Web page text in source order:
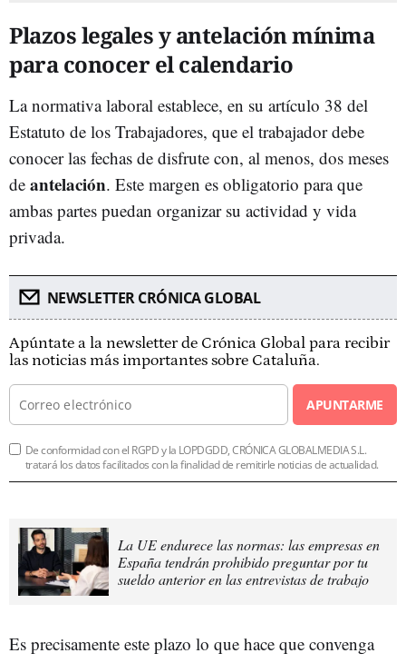
Plazos legales y antelación mínima
para conocer el calendario
La normativa laboral establece, en su artículo 38 del
Estatuto de los Trabajadores, que el trabajador debe
conocer las fechas de disfrute con, al menos, dos meses
de antelación. Este margen es obligatorio para que
ambas partes puedan organizar su actividad y vida
privada.
NEWSLETTER CRÓNICA GLOBAL
Apúntate a la newsletter de Crónica Global para recibir
las noticias más importantes sobre Cataluña.
APUNTARME
De conformidad con el RGPD y la LOPDGDD, CRÓNICA GLOBALMEDIA S.L.
tratará los datos facilitados con la finalidad de remitirle noticias de actualidad.
La UE endurece las normas: las empresas en
España tendrán prohibido preguntar por tu
sueldo anterior en las entrevistas de trabajo
Es precisamente este plazo lo que hace que convenga